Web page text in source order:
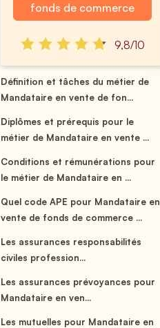
fonds de commerce
9,8/10
Définition et tâches du métier de
Mandataire en vente de fon...
Diplômes et prérequis pour le
métier de Mandataire en vente ...
Conditions et rémunérations pour
le métier de Mandataire en ...
Quel code APE pour Mandataire en
vente de fonds de commerce ...
Les assurances responsabilités
civiles profession...
Les assurances prévoyances pour
Mandataire en ven...
Les mutuelles pour Mandataire en